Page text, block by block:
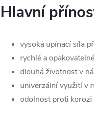
Hlavní
vysoká upínací síla
rychlé a
dlouhá životnost v
univerzální využití v
odolnost proti korozi